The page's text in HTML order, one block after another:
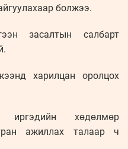
болжээ.
засалтын салбарт
харилцан оролцох
иргэдийн хөдөлмөр
ажиллах талаар ч